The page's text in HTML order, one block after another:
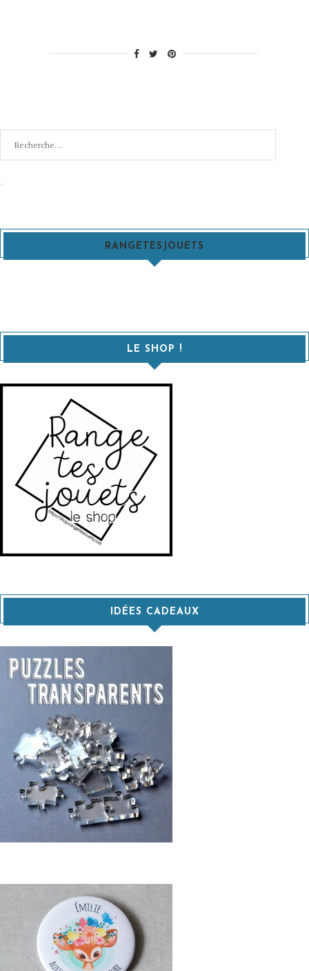
pour
:
RANGETESJOUETS
LE SHOP !
IDÉES CADEAUX